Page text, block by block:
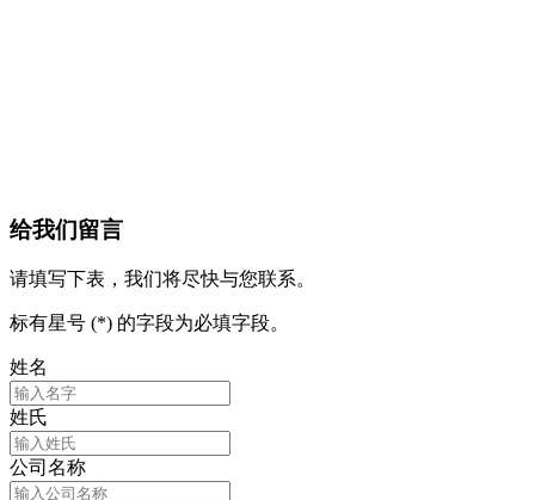
给我们留言
请填写下表，我们将尽快与您联系。
标有星号 (*) 的字段为必填字段。
姓名
姓氏
公司名称